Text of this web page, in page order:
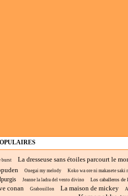
burst La dresseuse sans étoiles parcourt le
Onegai my melody Koko wa ore ni makasete saki
Jeanne la ladra del vento divino
Los caballeros de
conan Grabouillon La maison de mickey